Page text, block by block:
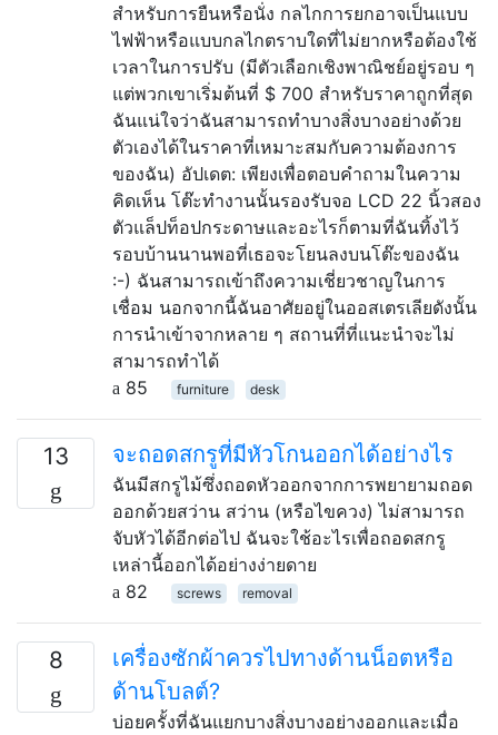
สำหรับการยืนหรือนั่ง กลไกการยกอาจเป็นแบบ
ไฟฟ้าหรือแบบกลไกตราบใดที่ไม่ยากหรือต้องใช้
เวลาในการปรับ (มีตัวเลือกเชิงพาณิชย์อยู่รอบ ๆ
แต่พวกเขาเริ่มต้นที่ $ 700 สำหรับราคาถูกที่สุด
ฉันแน่ใจว่าฉันสามารถทำบางสิ่งบางอย่างด้วย
ตัวเองได้ในราคาที่เหมาะสมกับความต้องการ
ของฉัน) อัปเดต: เพียงเพื่อตอบคำถามในความ
คิดเห็น โต๊ะทำงานนั้นรองรับจอ LCD 22 นิ้วสอง
ตัวแล็ปท็อปกระดาษและอะไรก็ตามที่ฉันทิ้งไว้
รอบบ้านนานพอที่เธอจะโยนลงบนโต๊ะของฉัน
:-) ฉันสามารถเข้าถึงความเชี่ยวชาญในการ
เชื่อม นอกจากนี้ฉันอาศัยอยู่ในออสเตรเลียดังนั้น
การนำเข้าจากหลาย ๆ สถานที่ที่แนะนำจะไม่
สามารถทำได้
85
furniture desk
13 จะถอดสกรูที่มีหัวโกนออกได้อย่างไร
ฉันมีสกรูไม้ซึ่งถอดหัวออกจากการพยายามถอด
ออกด้วยสว่าน สว่าน (หรือไขควง) ไม่สามารถ
จับหัวได้อีกต่อไป ฉันจะใช้อะไรเพื่อถอดสกรู
เหล่านี้ออกได้อย่างง่ายดาย
82
screws removal
8
เครื่องซักผ้าควรไปทางด้านน็อตหรือ
ด้านโบลต์?
บ่อยครั้งที่ฉันแยกบางสิ่งบางอย่างออกและเมื่อ